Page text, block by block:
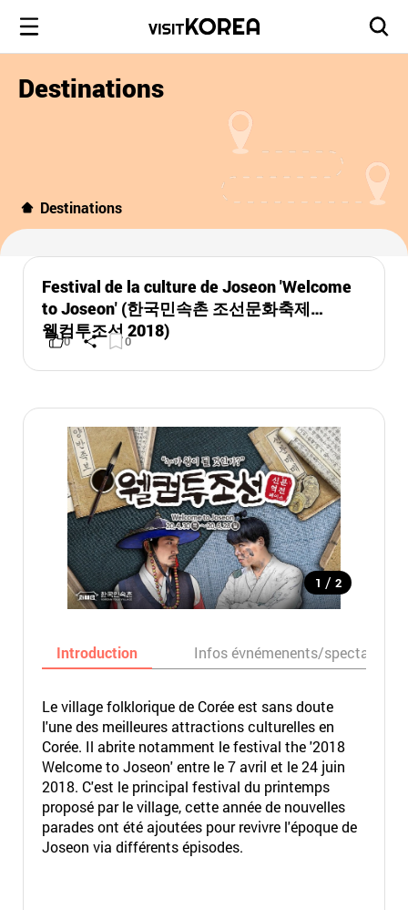
Destinations
Destinations
Festival de la culture de Joseon 'Welcome
to Joseon' (한국민속촌 조선문화축제
웰컴투조선 2018)
0 0
1 / 2
Introduction Infos évnémenents/spectacles
Le village folklorique de Corée est sans doute
l'une des meilleures attractions culturelles en
Corée. Il abrite notamment le festival the '2018
Welcome to Joseon' entre le 7 avril et le 24 juin
2018. C'est le principal festival du printemps
proposé par le village, cette année de nouvelles
parades ont été ajoutées pour revivre l'époque de
Joseon via différents épisodes.